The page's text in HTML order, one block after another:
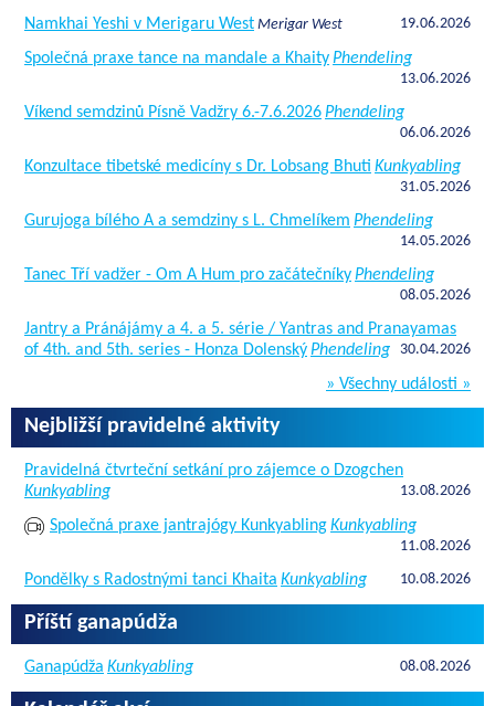
Namkhai Yeshi v Merigaru West Merigar West 19.06.2026
Společná praxe tance na mandale a KhaityPhendeling
13.06.2026
Víkend semdzinů Písně Vadžry 6.-7.6.2026Phendeling
06.06.2026
Konzultace tibetské medicíny s Dr. Lobsang Bhuti Kunkyabling
31.05.2026
Gurujoga bílého A a semdziny s L. Chmelíkem Phendeling
14.05.2026
Tanec Tří vadžer - Om A Hum pro začátečníkyPhendeling
08.05.2026
Jantry a Pránájámy a 4. a 5. série / Yantras and Pranayamas
of 4th. and 5th. series - Honza DolenskýPhendeling 30.04.2026
» Všechny události »
Nejbližší pravidelné aktivity
Pravidelná čtvrteční setkání pro zájemce o Dzogchen
Kunkyabling
13.08.2026
Společná praxe jantrajógy KunkyablingKunkyabling
11.08.2026
Pondělky s Radostnými tanci Khaita Kunkyabling 10.08.2026
Příští ganapúdža
Ganapúdža Kunkyabling 08.08.2026